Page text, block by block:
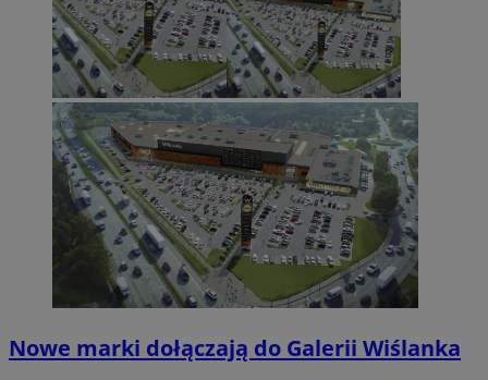
Nowe marki dołączają do Galerii Wiślanka